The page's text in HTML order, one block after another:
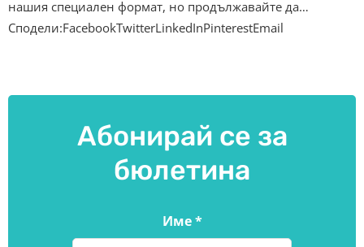
нашия специален формат, но продължавайте да…
Сподели:FacebookTwitterLinkedInPinterestEmail
Абонирай се за
бюлетина
Име*